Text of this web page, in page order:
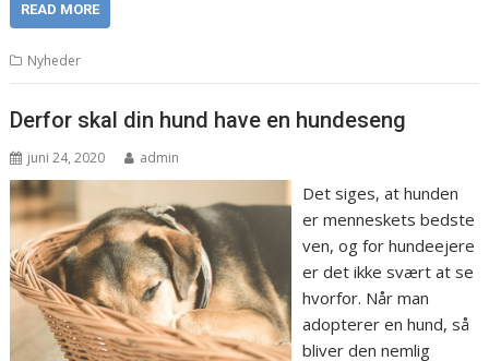
READ MORE
Nyheder
Derfor skal din hund have en hundeseng
juni 24, 2020 admin
Det siges, at hunden
er menneskets bedste
ven, og for hundeejere
er det ikke svært at se
hvorfor. Når man
adopterer en hund, så
bliver den nemlig